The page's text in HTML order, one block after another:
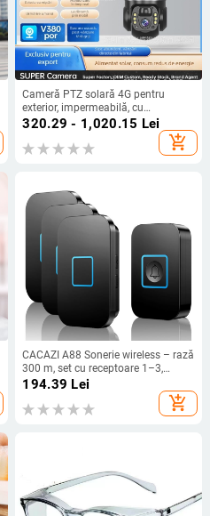
Cameră PTZ solară 4G pentru
exterior, impermeabilă, cu
monitorizare HD, fără cabluri,
vizionare la distanță prin telefon
320.29 - 1,020.15 Lei
add_shopping_cart
CACAZI A88 Sonerie wireless – rază
300 m, set cu receptoare 1–3,
impermeabil, alimentare AC 110–
194.39 Lei
add_shopping_cart